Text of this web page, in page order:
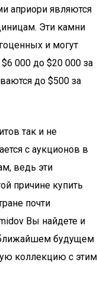
априори являются
Эти камни
и могут
000 до $20 000 за
до $500 за
так и не
с аукционов в
ведь эти
причине купить
почти
Вы найдете и
ближайшем будущем
коллекцию с этим